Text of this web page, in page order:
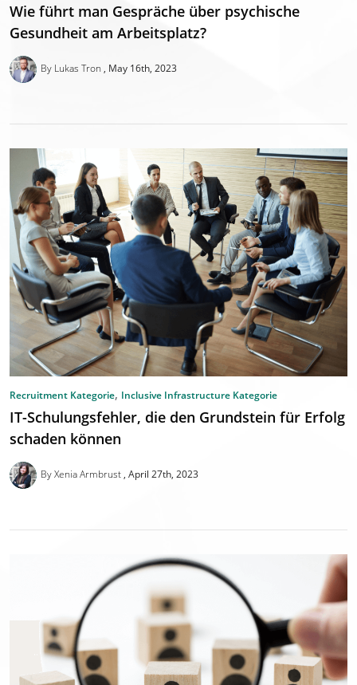
Wie führt man Gespräche über psychische
Gesundheit am Arbeitsplatz?
By Lukas Tron May 16th, 2023
Recruitment Kategorie, Inclusive Infrastructure Kategorie
IT-Schulungsfehler, die den Grundstein für Erfolg
schaden können
By Xenia Armbrust April 27th, 2023